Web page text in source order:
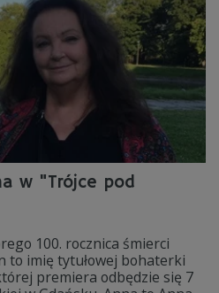
w "Trójce pod
100. rocznica śmierci
to imię tytułowej bohaterki
premiera odbędzie się 7